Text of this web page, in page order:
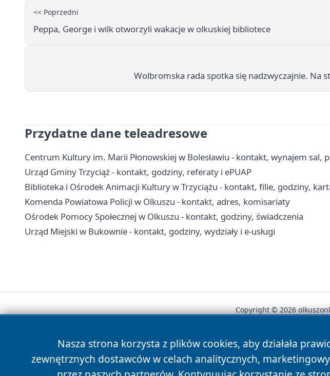
<< Poprzedni
Peppa, George i wilk otworzyli wakacje w olkuskiej bibliotece
Wolbromska rada spotka się nadzwyczajnie. Na
Przydatne dane teleadresowe
Centrum Kultury im. Marii Płonowskiej w Bolesławiu - kontakt, wynajem sal,
Urząd Gminy Trzyciąż - kontakt, godziny, referaty i ePUAP
Biblioteka i Ośrodek Animacji Kultury w Trzyciążu - kontakt, filie, godziny,
Komenda Powiatowa Policji w Olkuszu - kontakt, adres, komisariaty
Ośrodek Pomocy Społecznej w Olkuszu - kontakt, godziny, świadczenia
Urząd Miejski w Bukownie - kontakt, godziny, wydziały i e-usługi
Nasza strona korzysta z plików cookies, aby działała
zewnętrznych dostawców w celach analitycznych,
Copyright © 2026
News Autorzy